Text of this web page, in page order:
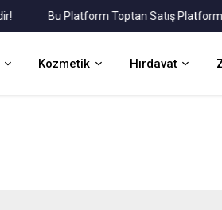
Bu Platform Toptan Satış Platformudur.
Kozmetik Hırdavat